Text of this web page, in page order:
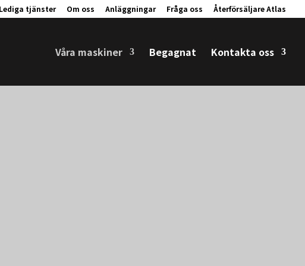
Lediga tjänster Om oss Anläggningar Fråga oss Återförsäljare Atlas
Våra maskiner Begagnat Kontakta oss